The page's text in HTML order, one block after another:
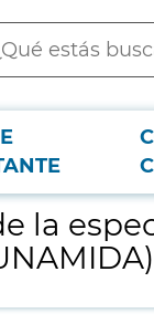
farmacéutica
la